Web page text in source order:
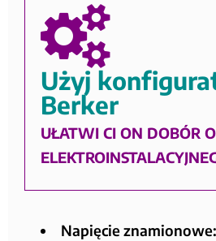
Użyj
Berker
UŁATWI CI ON DOBÓR
Napięcie znamionowe: